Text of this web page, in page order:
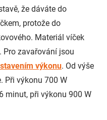
že dáváte do
protože do
Materiál víček
Pro zavařování jsou
výkonu. Od výše
Při výkonu 700 W
minut, při výkonu 900 W